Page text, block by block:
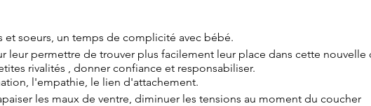
et soeurs, un temps de complicité avec bébé.
leur permettre de trouver plus facilement leur place dans cette
rivalités , donner confiance et responsabiliser.
l'empathie, le lien d'attachement.
les maux de ventre, diminuer les tensions au moment du coucher